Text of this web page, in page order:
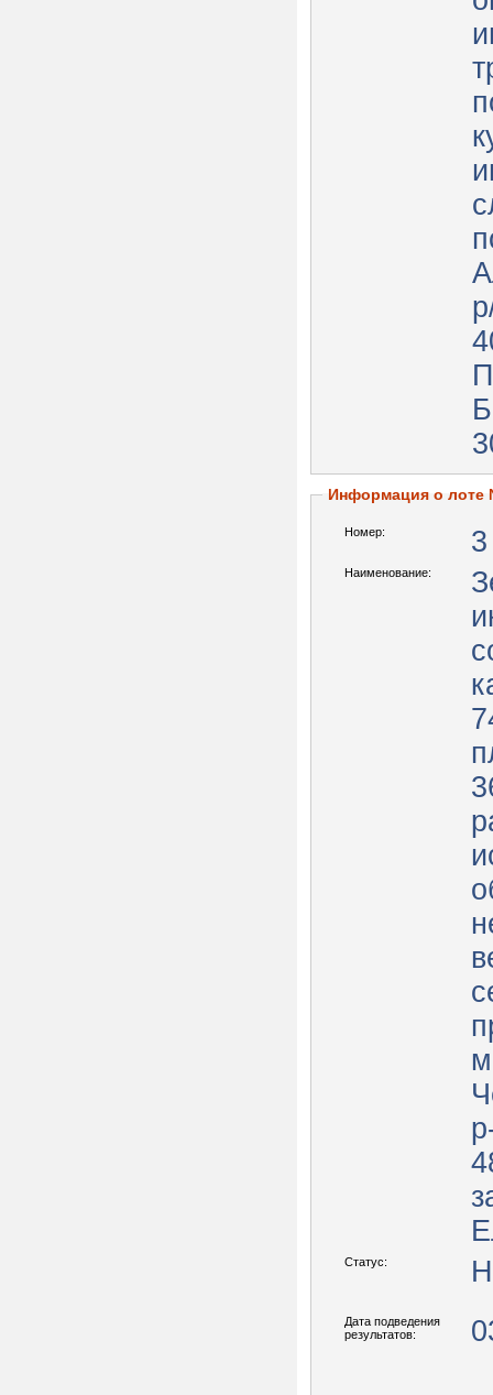
Информация о лоте
Номер: 3
Наименование:
Статус:
Дата подведения
результатов: